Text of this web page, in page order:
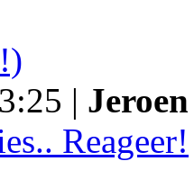
|
Reageer!